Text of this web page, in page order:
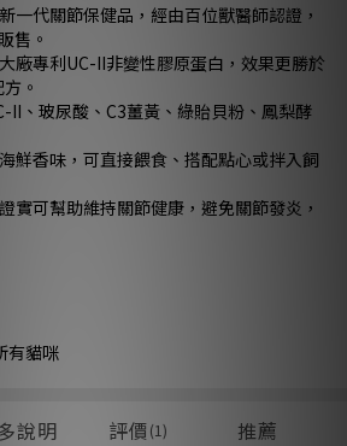
一代關節保健品，經由百位獸醫師認證，
售。
廠專利UC-II非變性膠原蛋白，效果更勝於
。
II、玻尿酸、C3薑黃、綠貽貝粉、鳳梨酵
鮮香味，可直接餵食、搭配點心或拌入飼
實可幫助維持關節健康，避免關節發炎，
有貓咪
說明 評價(1) 推薦